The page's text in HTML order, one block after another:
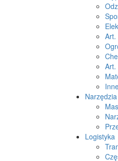
Art.
Art.
Narzędzia
Logistyka